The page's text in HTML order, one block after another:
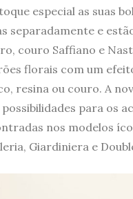
especial as suas
separadamente e
couro Saffiano e
florais com um
resina ou couro. A
para os
nos modelos
Giardiniera e